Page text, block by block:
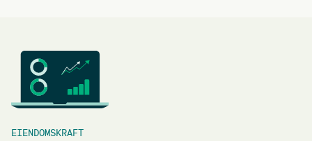
EIENDOMSKRAFT